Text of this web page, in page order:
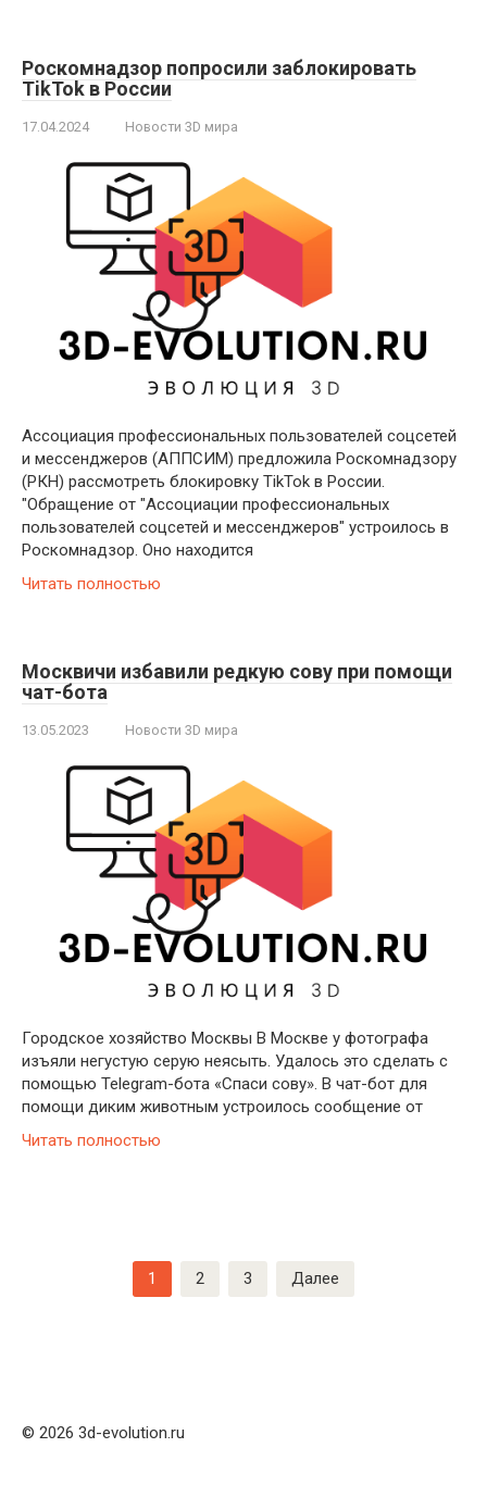
Роскомнадзор попросили заблокировать
TikTok в России
17.04.2024 Новости 3D мира
Ассоциация профессиональных пользователей соцсетей
и мессенджеров (АППСИМ) предложила Роскомнадзору
(РКН) рассмотреть блокировку TikTok в России.
"Обращение от "Ассоциации профессиональных
пользователей соцсетей и мессенджеров" устроилось в
Роскомнадзор. Оно находится
Читать полностью
Москвичи избавили редкую сову при помощи
чат-бота
13.05.2023 Новости 3D мира
Городское хозяйство Москвы В Москве у фотографа
изъяли негустую серую неясыть. Удалось это сделать с
помощью Telegram-бота «Спаси сову». В чат-бот для
помощи диким животным устроилось сообщение от
Читать полностью
1 2 3 Далее
© 2026 3d-evolution.ru